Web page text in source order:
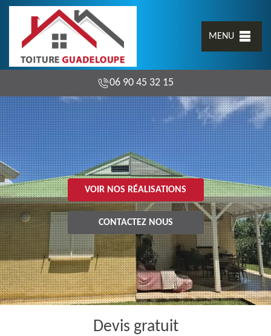
MENU
06 90 45 32 15
VOIR NOS RÉALISATIONS
CONTACTEZ NOUS
Devis gratuit